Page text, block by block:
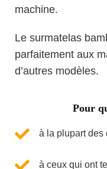
machine.
Le surmatelas
parfaitement aux
d’autres modèles.
Pour
à la plupart des
à ceux qui ont